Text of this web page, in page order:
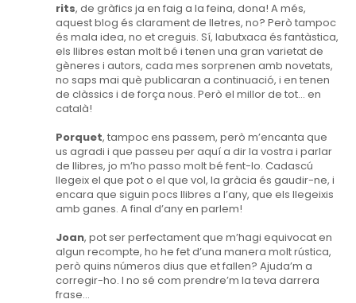
rits, de gràfics ja en faig a la feina, dona! A més,
aquest blog és clarament de lletres, no? Però tampoc
és mala idea, no et creguis. Sí, labutxaca és fantàstica,
els llibres estan molt bé i tenen una gran varietat de
gèneres i autors, cada mes sorprenen amb novetats,
no saps mai què publicaran a continuació, i en tenen
de clàssics i de força nous. Però el millor de tot... en
català!
Porquet, tampoc ens passem, però m’encanta que
us agradi i que passeu per aquí a dir la vostra i parlar
de llibres, jo m’ho passo molt bé fent-lo. Cadascú
llegeix el que pot o el que vol, la gràcia és gaudir-ne, i
encara que siguin pocs llibres a l’any, que els llegeixis
amb ganes. A final d’any en parlem!
Joan, pot ser perfectament que m’hagi equivocat en
algun recompte, ho he fet d’una manera molt rústica,
però quins números dius que et fallen? Ajuda’m a
corregir-ho. I no sé com prendre’m la teva darrera
frase...